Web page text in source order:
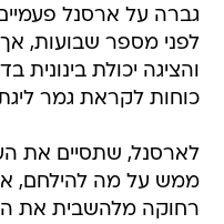
גברה על ארסנל
לפני מספר שבועות,
והציגה יכולת
כוחות לקראת גמר
לארסנל, שתסיים את
ממש על מה להילחם,
רחוקה מלהשבית את